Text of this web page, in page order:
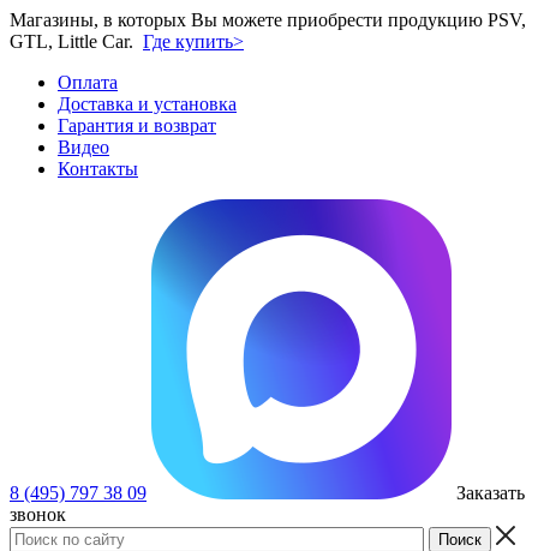
Магазины, в которых Вы можете приобрести продукцию PSV,
GTL, Little Car. Где купить>
Оплата
Доставка и установка
Гарантия и возврат
Видео
Контакты
8 (495) 797 38 09
Заказать
звонок